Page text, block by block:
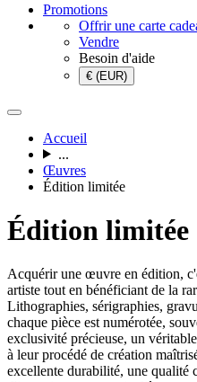
Promotions
Offrir une carte
Vendre
Besoin d'aide
€ (EUR)
Accueil
...
Œuvres
Édition limitée
Édition limitée
Acquérir une œuvre en édition,
artiste tout en bénéficiant de la
Lithographies, sérigraphies,
chaque pièce est numérotée,
exclusivité précieuse, un
à leur procédé de création
excellente durabilité, une qualité